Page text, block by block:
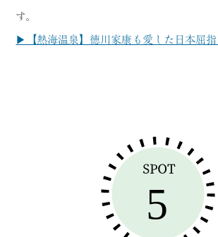
す。
▶【熱海温泉】徳川家康も愛した日本屈指